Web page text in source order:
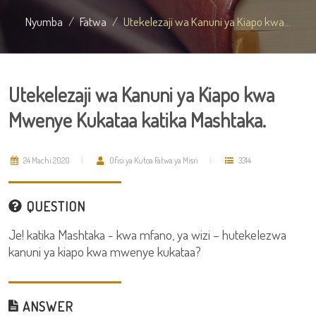
Nyumba Fatwa Utekelezaji wa Kanuni ya Kiapo kwa...
Utekelezaji wa Kanuni ya Kiapo kwa
Mwenye Kukataa katika Mashtaka.
24 Machi 2020 Ofisi ya Kutoa Fatwa ya Misri 3314
QUESTION
Je! katika Mashtaka - kwa mfano, ya wizi – hutekelezwa
kanuni ya kiapo kwa mwenye kukataa?
ANSWER